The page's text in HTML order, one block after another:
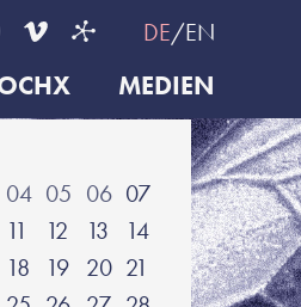
DE EN
MEDIEN
04 05 06 07
11 12 13
14
18 19 20 21